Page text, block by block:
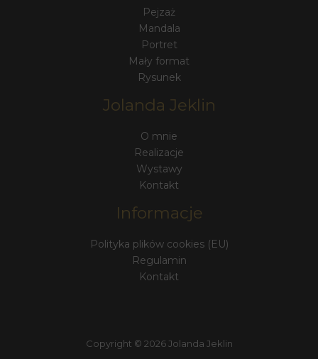
Pejzaż
Mandala
Portret
Mały format
Rysunek
Jolanda Jeklin
O mnie
Realizacje
Wystawy
Kontakt
Informacje
Polityka plików cookies (EU)
Regulamin
Kontakt
Copyright © 2026 Jolanda Jeklin